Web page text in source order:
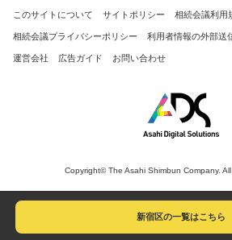
新宿区の一覧はこちら
このサイトについて サイトポリシー 相続会議利用
相続会議プライバシーポリシー 利用者情報の外部送
運営会社 広告ガイド お問い合わせ
Copyright© The Asahi Shimbun Company. All